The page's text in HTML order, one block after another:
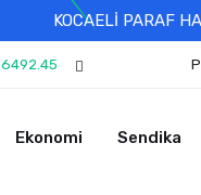
KOCAELİ PARAF
6492.45
Ekonomi Sendika